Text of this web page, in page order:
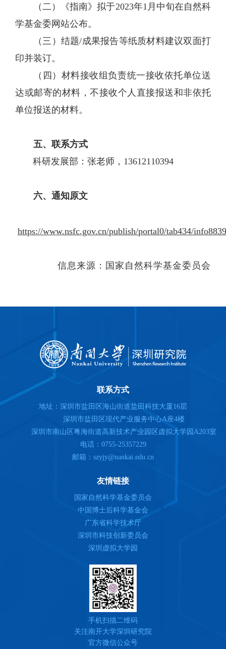
（二）《指南》拟于2023年1月中旬在自然科
学基金委网站公布。
（三）结题/成果报告等纸质材料建议双面打
印并装订。
（四）材料接收组负责统一接收依托单位送
达或邮寄的材料，不接收个人直接报送和非依托
单位报送的材料。
五、联系方式
科研发展部：张老师， 13612110394
六、通知原文
https://www.nsfc.gov.cn/publish/portal0/tab434/
信息来源：国家自然科学基金委员会
联系方式
地址：深圳市盐田区海山街道盐田科技大厦16层
深圳市盐田区现代产业服务中心A座4楼
深圳市南山区粤海街道高新技术产业园区虚拟大学园A203室
电话：0755-25357229
邮箱：szyjy@nankai.edu.cn
友情链接
国家自然科学基金委员会
中国博士后科学基金会
广东省科学技术厅
深圳市科技创新委员会
深圳虚拟大学园
手机扫描二维码
关注南开大学深圳研究院
官方微信公众号